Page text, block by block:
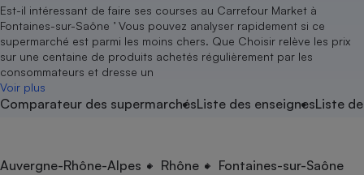
Est-il intéressant de faire ses courses au Carrefour Market à
Fontaines-sur-Saône ’ Vous pouvez analyser rapidement si ce
supermarché est parmi les moins chers. Que Choisir relève les prix
sur une centaine de produits achetés régulièrement par les
consommateurs et dresse un
Voir plus
Comparateur des supermarchésListe des enseignesListe
Auvergne-Rhône-Alpes Rhône Fontaines-sur-Saône
Agriculture
Produit alimentaire
Achat - Vente - Location
Carburant
Magasin - Grande surface
Marketing - Fidélisation
Air
Eau
Sport
Vacances - Tourisme
électrique
Service marchand
Conseils
Brèves
Soumettre un litige
Lettres types
Rencontrer une association locale
Les billets de la présidente
Nos associations locales
Nous rejoindre
En savoir plus sur Que Choisir Ensemble
nous ?
Notre financement
Nos partenaires
Nous rejoindre